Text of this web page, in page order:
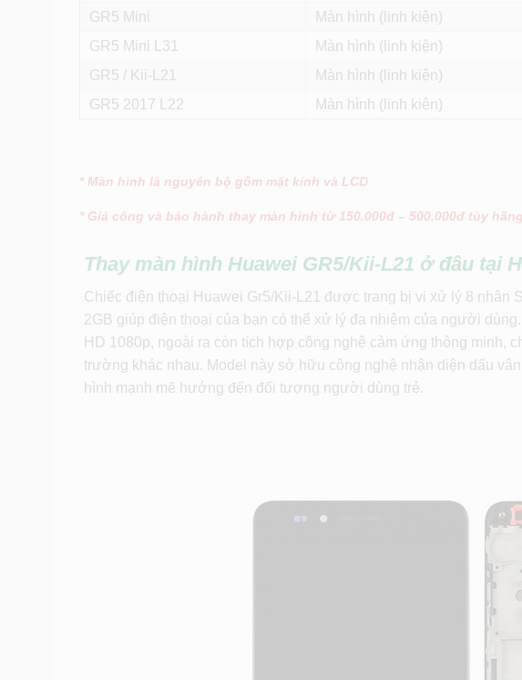
GR5 Mini
Màn hình (linh kiện)
GR5 Mini L31
Màn hình (linh kiện)
GR5 / Kii-L21
Màn hình (linh kiện)
GR5 2017 L22
Màn hình (linh kiện)
* Màn hình là nguyên bộ gồm mặt kính và LCD
* Giá công và bảo hành thay màn hình từ 150.000đ – 500.000đ tùy
Thay màn hình Huawei GR5/Kii-L21 ở đâu tại
Chiếc điện thoại Huawei Gr5/Kii-L21 được trang bị vi xử lý 8 nhân
2GB giúp điện thoại của bạn có thể xử lý đa nhiệm của người
HD 1080p, ngoài ra còn tích hợp công nghệ cảm ứng thông minh,
trường khác nhau. Model này sở hữu công nghệ nhận diện dấu
hình mạnh mẽ hướng đến đối tượng người dùng trẻ.